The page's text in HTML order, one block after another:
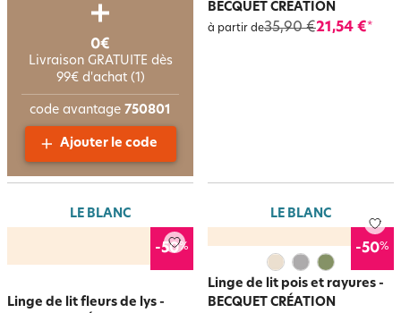
BECQUET CRÉATION
à partir de35,90 €21,54 €*
LE BLANC
-50%
Linge de lit fleurs de lys -
LE BLANC
-50%
Linge de lit pois et rayures -
BECQUET CRÉATION
0€
Livraison GRATUITE dès
99€ d'achat (1)
code avantage 750801
Ajouter le code